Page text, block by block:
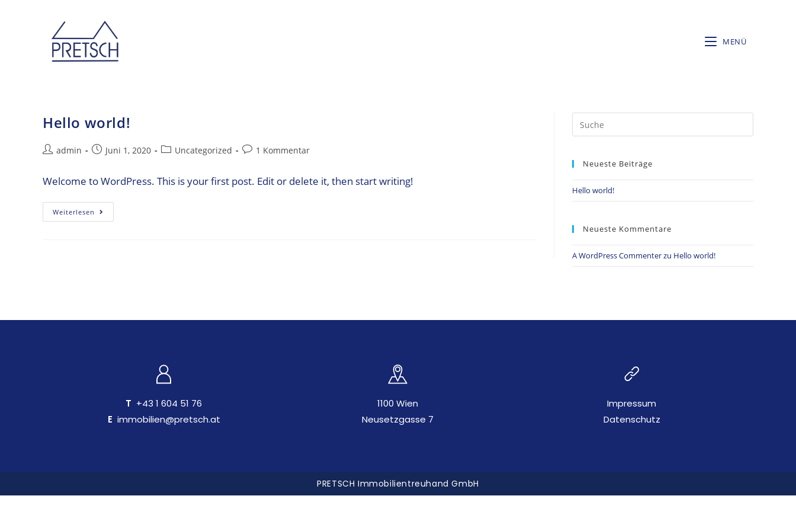
MENÜ
Hello world!
admin Juni 1, 2020 Uncategorized 1 Kommentar
Welcome to WordPress. This is your first post. Edit or delete it, then start writing!
Weiterlesen
Neueste Beiträge
Hello world!
Neueste Kommentare
A WordPress Commenterzu Hello world!
T +43 1 604 51 76
E immobilien@pretsch.at
1100 Wien
Neusetzgasse 7
Impressum
Datenschutz
PRETSCH Immobilientreuhand GmbH